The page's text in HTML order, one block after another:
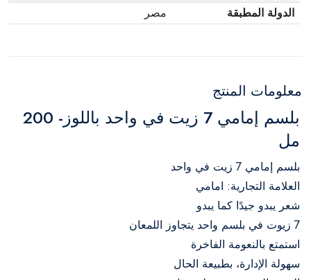
الدولة المطبقة
مصر
معلومات المنتج
بلسم إمامي 7 زيت في واحد باللوز- 200
مل
بلسم إمامي 7 زيت في واحد
العلامة التجارية: امامي
شعر يبدو جيدًا كما يبدو
7 زيوت في بلسم واحد يتجاوز اللمعان
استمتع بالنعومة الفاخرة
سهولة الإدارة، بطبيعة الحال